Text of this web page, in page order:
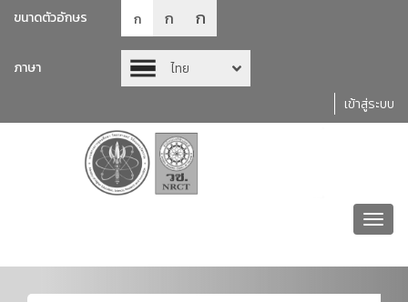
ขนาดตัวอักษร ก ก ก
ภาษา
ไทย
เข้าสู่ระบบ